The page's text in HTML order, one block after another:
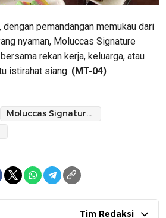
dengan pemandangan memukau dari
nyaman, Moluccas Signature
rekan kerja, keluarga, atau
istirahat siang. (MT-04)
Moluccas Signature Lunch
Tim Redaksi